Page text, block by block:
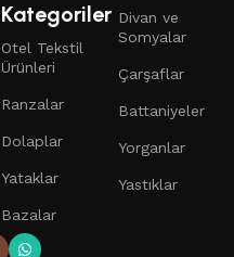
Kategoriler
Otel Tekstil
Ürünleri
Ranzalar
Dolaplar
Yataklar
Bazalar
Divan ve
Somyalar
Çarşaflar
Battaniyeler
Yorganlar
Yastıklar